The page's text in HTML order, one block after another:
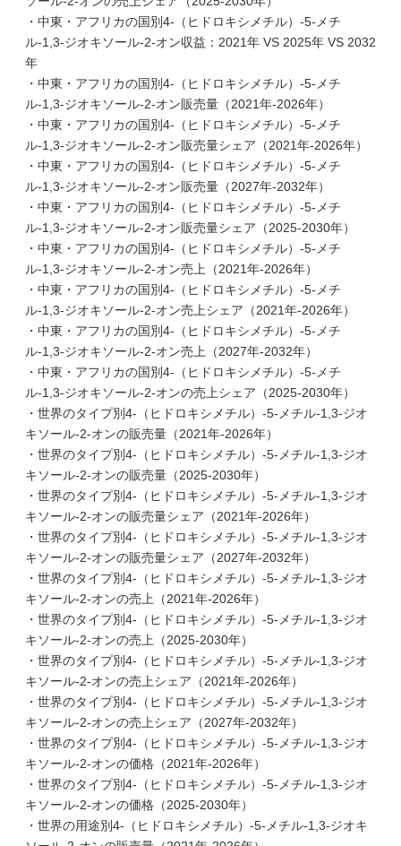
・中東・アフリカの国別4-（ヒドロキシメチル）-5-メチ
ル-1,3-ジオキソール-2-オン収益：2021年 VS 2025年 VS 2032
年
・中東・アフリカの国別4-（ヒドロキシメチル）-5-メチ
ル-1,3-ジオキソール-2-オン販売量（2021年-2026年）
・中東・アフリカの国別4-（ヒドロキシメチル）-5-メチ
ル-1,3-ジオキソール-2-オン販売量シェア（2021年-2026年）
・中東・アフリカの国別4-（ヒドロキシメチル）-5-メチ
ル-1,3-ジオキソール-2-オン販売量（2027年-2032年）
・中東・アフリカの国別4-（ヒドロキシメチル）-5-メチ
ル-1,3-ジオキソール-2-オン販売量シェア（2025-2030年）
・中東・アフリカの国別4-（ヒドロキシメチル）-5-メチ
ル-1,3-ジオキソール-2-オン売上（2021年-2026年）
・中東・アフリカの国別4-（ヒドロキシメチル）-5-メチ
ル-1,3-ジオキソール-2-オン売上シェア（2021年-2026年）
・中東・アフリカの国別4-（ヒドロキシメチル）-5-メチ
ル-1,3-ジオキソール-2-オン売上（2027年-2032年）
・中東・アフリカの国別4-（ヒドロキシメチル）-5-メチ
ル-1,3-ジオキソール-2-オンの売上シェア（2025-2030年）
・世界のタイプ別4-（ヒドロキシメチル）-5-メチル-1,3-ジオ
キソール-2-オンの販売量（2021年-2026年）
・世界のタイプ別4-（ヒドロキシメチル）-5-メチル-1,3-ジオ
キソール-2-オンの販売量（2025-2030年）
・世界のタイプ別4-（ヒドロキシメチル）-5-メチル-1,3-ジオ
キソール-2-オンの販売量シェア（2021年-2026年）
・世界のタイプ別4-（ヒドロキシメチル）-5-メチル-1,3-ジオ
キソール-2-オンの販売量シェア（2027年-2032年）
・世界のタイプ別4-（ヒドロキシメチル）-5-メチル-1,3-ジオ
キソール-2-オンの売上（2021年-2026年）
・世界のタイプ別4-（ヒドロキシメチル）-5-メチル-1,3-ジオ
キソール-2-オンの売上（2025-2030年）
・世界のタイプ別4-（ヒドロキシメチル）-5-メチル-1,3-ジオ
キソール-2-オンの売上シェア（2021年-2026年）
・世界のタイプ別4-（ヒドロキシメチル）-5-メチル-1,3-ジオ
キソール-2-オンの売上シェア（2027年-2032年）
・世界のタイプ別4-（ヒドロキシメチル）-5-メチル-1,3-ジオ
キソール-2-オンの価格（2021年-2026年）
・世界のタイプ別4-（ヒドロキシメチル）-5-メチル-1,3-ジオ
キソール-2-オンの価格（2025-2030年）
・世界の用途別4-（ヒドロキシメチル）-5-メチル-1,3-ジオキ